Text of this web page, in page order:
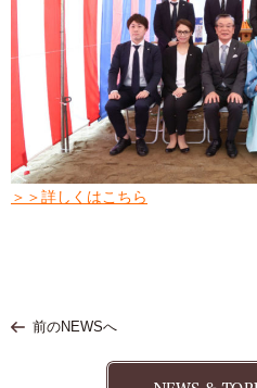
＞＞詳しくはこちら
前のNEWSへ